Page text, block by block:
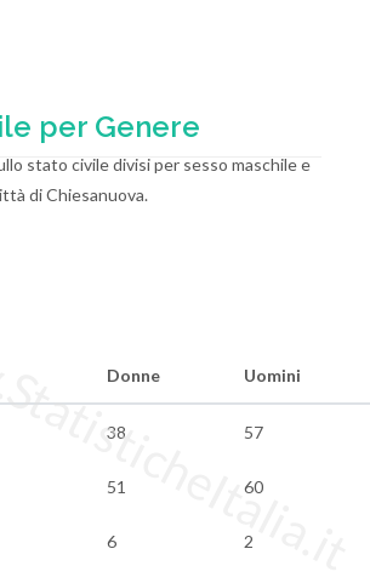
per Genere
stato civile divisi per sesso maschile e
di Chiesanuova.
Donne Uomini
38 57
51 60
6 2